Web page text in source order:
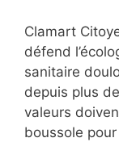
Clamart
défend
sanitaire
depuis plus
valeurs
boussole pour